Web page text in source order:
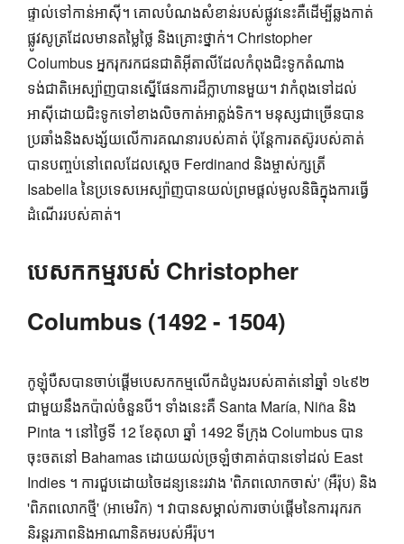
ផ្ទាល់ទៅកាន់អាស៊ី។ គោលបំណងសំខាន់របស់ផ្លូវនេះគឺដើម្បីឆ្លងកាត់
ផ្លូវសូត្រដែលមានតម្លៃថ្លៃ និងគ្រោះថ្នាក់។ Christopher
Columbus អ្នករុករកជនជាតិអ៊ីតាលីដែលកំពុងជិះទូកតំណាង
ទង់ជាតិអេស្ប៉ាញបានស្នើផែនការដ៏ក្លាហានមួយ។ វាកំពុងទៅដល់
អាស៊ីដោយជិះទូកទៅខាងលិចកាត់អាត្លង់ទិក។ មនុស្ស​ជា​ច្រើន​បាន​
ប្រឆាំង​និង​សង្ស័យ​លើ​ការ​គណនា​របស់​គាត់ ប៉ុន្តែ​ការ​តស៊ូ​របស់​គាត់​
បាន​បញ្ចប់​នៅ​ពេល​ដែល​ស្តេច Ferdinand និង​ម្ចាស់ក្សត្រី
Isabella នៃ​ប្រទេស​អេស្ប៉ាញ​បាន​យល់​ព្រម​ផ្តល់​មូលនិធិ​ក្នុង​ការ​ធ្វើ​
ដំណើរ​របស់​គាត់។
បេសកកម្មរបស់ Christopher
Columbus (1492 - 1504)
កូឡុំបឺសបានចាប់ផ្តើមបេសកកម្មលើកដំបូងរបស់គាត់នៅឆ្នាំ ១៤៩២
ជាមួយនឹងកប៉ាល់ចំនួនបី។ ទាំងនេះគឺ Santa María, Niña និង
Pinta ។ នៅថ្ងៃទី 12 ខែតុលា ឆ្នាំ 1492 ទីក្រុង Columbus បាន
ចុះចតនៅ Bahamas ដោយយល់ច្រឡំថាគាត់បានទៅដល់ East
Indies ។ ការជួបដោយចៃដន្យនេះរវាង 'ពិភពលោកចាស់' (អឺរ៉ុប) និង
'ពិភពលោកថ្មី' (អាមេរិក) ។ វា​បាន​សម្គាល់​ការ​ចាប់​ផ្តើម​នៃ​ការ​រុក​រក​
និរន្តរភាព​និង​អាណានិគម​របស់​អឺរ៉ុប។